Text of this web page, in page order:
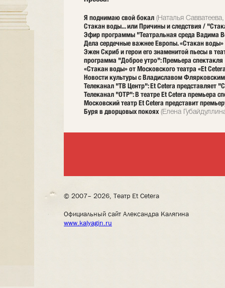
Я поднимаю свой бокал (Наталья
Стакан воды... или Причины и следствия /
Эфир программы "Театральная среда Вадима
Дела сердечные важнее Европы. «Стакан воды»
Эжен Скриб и герои его знаменитой пьесы в
программа "Доброе утро": Премьера
«Стакан воды» от Московского театра «Et
Новости культуры с Владиславом
Телеканал "ТВ Центр": Et Cetera представляет
Телеканал "ОТР": В театре Et Cetera премьера
Московский театр Et Cetera представит
Буря в дворцовых покоях(Елена
© 2007– 2026, Театр Et Cetera
Официальный сайт Александра Калягина
www.kalyagin.ru